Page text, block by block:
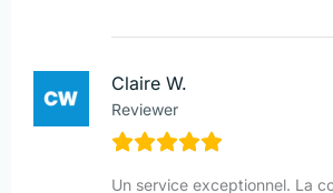
Claire W.
Reviewer
Un service exceptionnel. La